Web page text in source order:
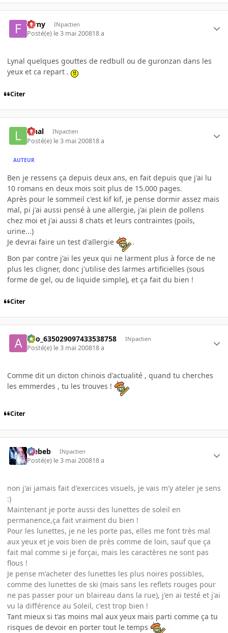
farny INpactien
Posté(e) le 3 mai 200818 a
Lynal quelques gouttes de redbull ou de guronzan dans les
yeux et ca repart .
Citer
lynal INpactien
Posté(e) le 3 mai 200818 a
AUTEUR
Ben je ressens ça depuis deux ans, en fait depuis que j'ai lu
10 romans en deux mois soit plus de 15.000 pages.
Après pour le sommeil c'est kif kif, je pense dormir assez mais
mal, pi j'ai aussi pensé à une allergie, j'ai plein de pollens
chez moi et j'ai aussi 8 chats et leurs contraintes (poils,
urine...)
Je devrai faire un test d'allergie
.
Bon par contre j'ai les yeux qui ne larment plus à force de ne
plus les cligner, donc j'utilise des larmes artificielles (sous
forme de gel, ou de liquide simple), et ça fait du bien !
Citer
ano_635029097433538758 INpactien
Posté(e) le 3 mai 200818 a
Comme dit un dicton chinois d'actualité , quand tu cherches
les emmerdes , tu les trouves !
Citer
Trebeb INpactien
Posté(e) le 3 mai 200818 a
non j'ai jamais fait d'exercices visuels, je vais m'y ateler je sens
:)
Maintenant je porte aussi des lunettes de soleil en
permanence,ça fait vraiment du bien !
Pour les lunettes, je ne les porte pas, elles me font très mal
aux yeux et je vois bien de près comme de loin, sauf que ça
fait mal comme si je forçai, mais les caractères ne sont pas
flous !
Je pense m'acheter des lunettes les plus noires possibles,
comme des lunettes de ski (mais sans les reflets rouges pour
ne pas passer pour un blaireau dans la rue), j'en ai testé et j'ai
vu la différence au Soleil, c'est trop bien !
Tant mieux si t'as moins mal aux yeux mais parti comme ça tu
risques de devoir en porter tout le temps